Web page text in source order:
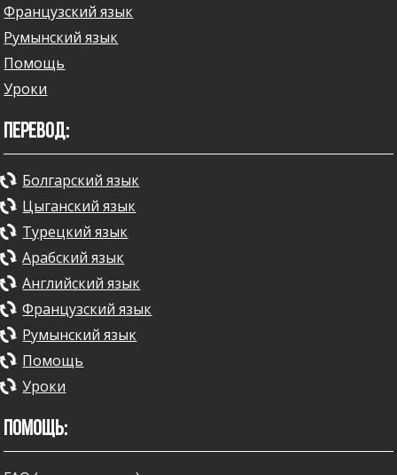
Французский язык
Румынский язык
Помощь
Уроки
ПЕРЕВОД:
Болгарский язык
Цыганский язык
Турецкий язык
Арабский язык
Английский язык
Французский язык
Румынский язык
Помощь
Уроки
ПОМОЩЬ: